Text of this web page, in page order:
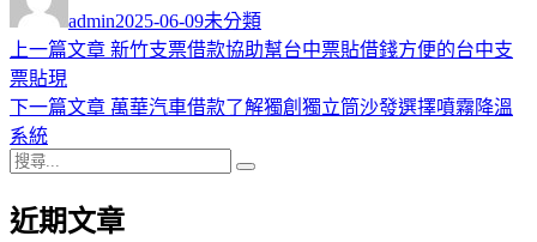
者
admin佈
日
2025-06-09類
未分類
文
章
導
覽
上一篇文章 上
篇
新竹支票借款協助幫台中票貼借錢方便的台中支
票貼現
下一篇文章 下
章:
萬華汽車借款了解獨創獨立筒沙發選擇噴霧降溫
系統
搜
關
近期文章